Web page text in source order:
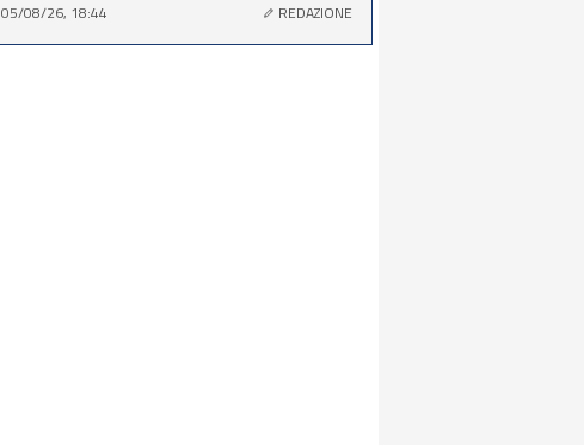
05/08/26, 18:44 REDAZIONE